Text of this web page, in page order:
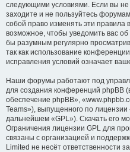
следующими условиями. Если вы не
заходите и не пользуйтесь
собой право изменять эти правила
возможное, чтобы уведомить вас
бы разумным регулярно
так как использование
исправления условий означает
Наши форумы работают под
для создания конференций phpBB
обеспечение phpBB»,
Teams»), выпущенного по лицензии
дальнейшем «GPL»). Скачать его
Ограничения лицензии GPL для
связаны с организацией и
Limited не несёт ответственности